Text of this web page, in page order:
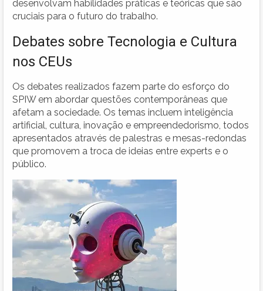
desenvolvam habilidades práticas e teóricas que são
cruciais para o futuro do trabalho.
Debates sobre Tecnologia e Cultura
nos CEUs
Os debates realizados fazem parte do esforço do
SPIW em abordar questões contemporâneas que
afetam a sociedade. Os temas incluem inteligência
artificial, cultura, inovação e empreendedorismo, todos
apresentados através de palestras e mesas-redondas
que promovem a troca de ideias entre experts e o
público.